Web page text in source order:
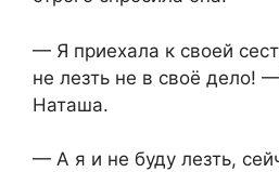
— Я приехала к своей
не лезть не в своё дело!
Наташа.
— А я и не буду лезть,